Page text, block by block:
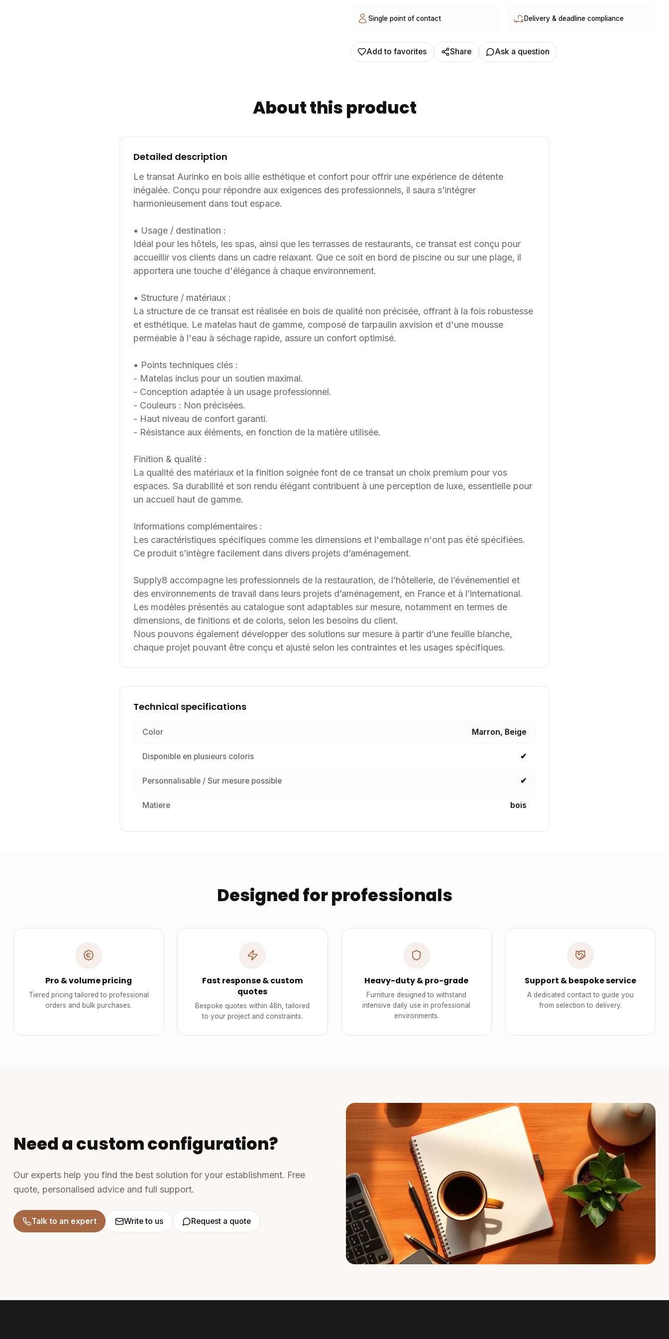
feuille blanche, chaque projet pouvant être conçu et ajusté selon les contraintes et
Single point of contact Delivery & deadline compliance
Add to favorites Share Ask a question
About this product
Detailed description
Le transat Aurinko en bois allie esthétique et confort pour offrir une expérience de détente
inégalée. Conçu pour répondre aux exigences des professionnels, il saura s’intégrer
harmonieusement dans tout espace.
• Usage / destination :
Idéal pour les hôtels, les spas, ainsi que les terrasses de restaurants, ce transat est conçu pour
accueillir vos clients dans un cadre relaxant. Que ce soit en bord de piscine ou sur une plage, il
apportera une touche d'élégance à chaque environnement.
• Structure / matériaux :
La structure de ce transat est réalisée en bois de qualité non précisée, offrant à la fois robustesse
et esthétique. Le matelas haut de gamme, composé de tarpaulin axvision et d'une mousse
perméable à l'eau à séchage rapide, assure un confort optimisé.
• Points techniques clés :
- Matelas inclus pour un soutien maximal.
- Conception adaptée à un usage professionnel.
- Couleurs : Non précisées.
- Haut niveau de confort garanti.
- Résistance aux éléments, en fonction de la matière utilisée.
Finition & qualité :
La qualité des matériaux et la finition soignée font de ce transat un choix premium pour vos
espaces. Sa durabilité et son rendu élégant contribuent à une perception de luxe, essentielle pour
un accueil haut de gamme.
Informations complémentaires :
Les caractéristiques spécifiques comme les dimensions et l'emballage n'ont pas été spécifiées.
Ce produit s’intègre facilement dans divers projets d’aménagement.
Supply8 accompagne les professionnels de la restauration, de l’hôtellerie, de l’événementiel et
des environnements de travail dans leurs projets d’aménagement, en France et à l’international.
Les modèles présentés au catalogue sont adaptables sur mesure, notamment en termes de
dimensions, de finitions et de coloris, selon les besoins du client.
Nous pouvons également développer des solutions sur mesure à partir d’une feuille blanche,
chaque projet pouvant être conçu et ajusté selon les contraintes et les usages spécifiques.
Technical specifications
Color Marron, Beige
Disponible en plusieurs coloris ✔
Personnalisable / Sur mesure possible ✔
Matiere bois
Designed for professionals
Pro & volume pricing
Tiered pricing tailored to professional
orders and bulk purchases.
Fast response & custom
quotes
Bespoke quotes within 48h, tailored
to your project and constraints.
Heavy-duty & pro-grade
Furniture designed to withstand
intensive daily use in professional
environments.
Support & bespoke service
A dedicated contact to guide you
from selection to delivery.
Need a custom configuration?
Our experts help you find the best solution for your establishment. Free
quote, personalised advice and full support.
Talk to an expert Write to us Request a quote